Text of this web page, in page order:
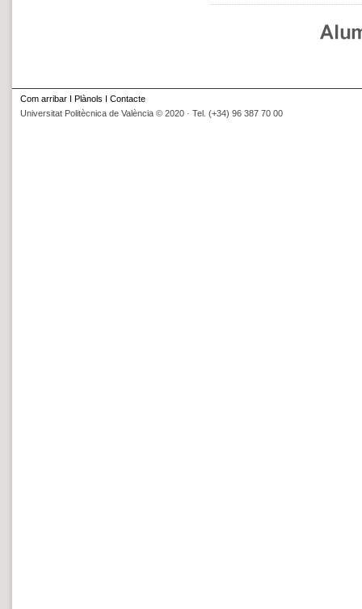
Com arribar I Plànols I Contacte
Universitat Politècnica de València © 2020 · Tel. (+34) 96 387 70 00